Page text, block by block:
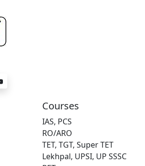
Courses
IAS, PCS
RO/ARO
TET, TGT, Super TET
Lekhpal, UPSI, UP SSSC